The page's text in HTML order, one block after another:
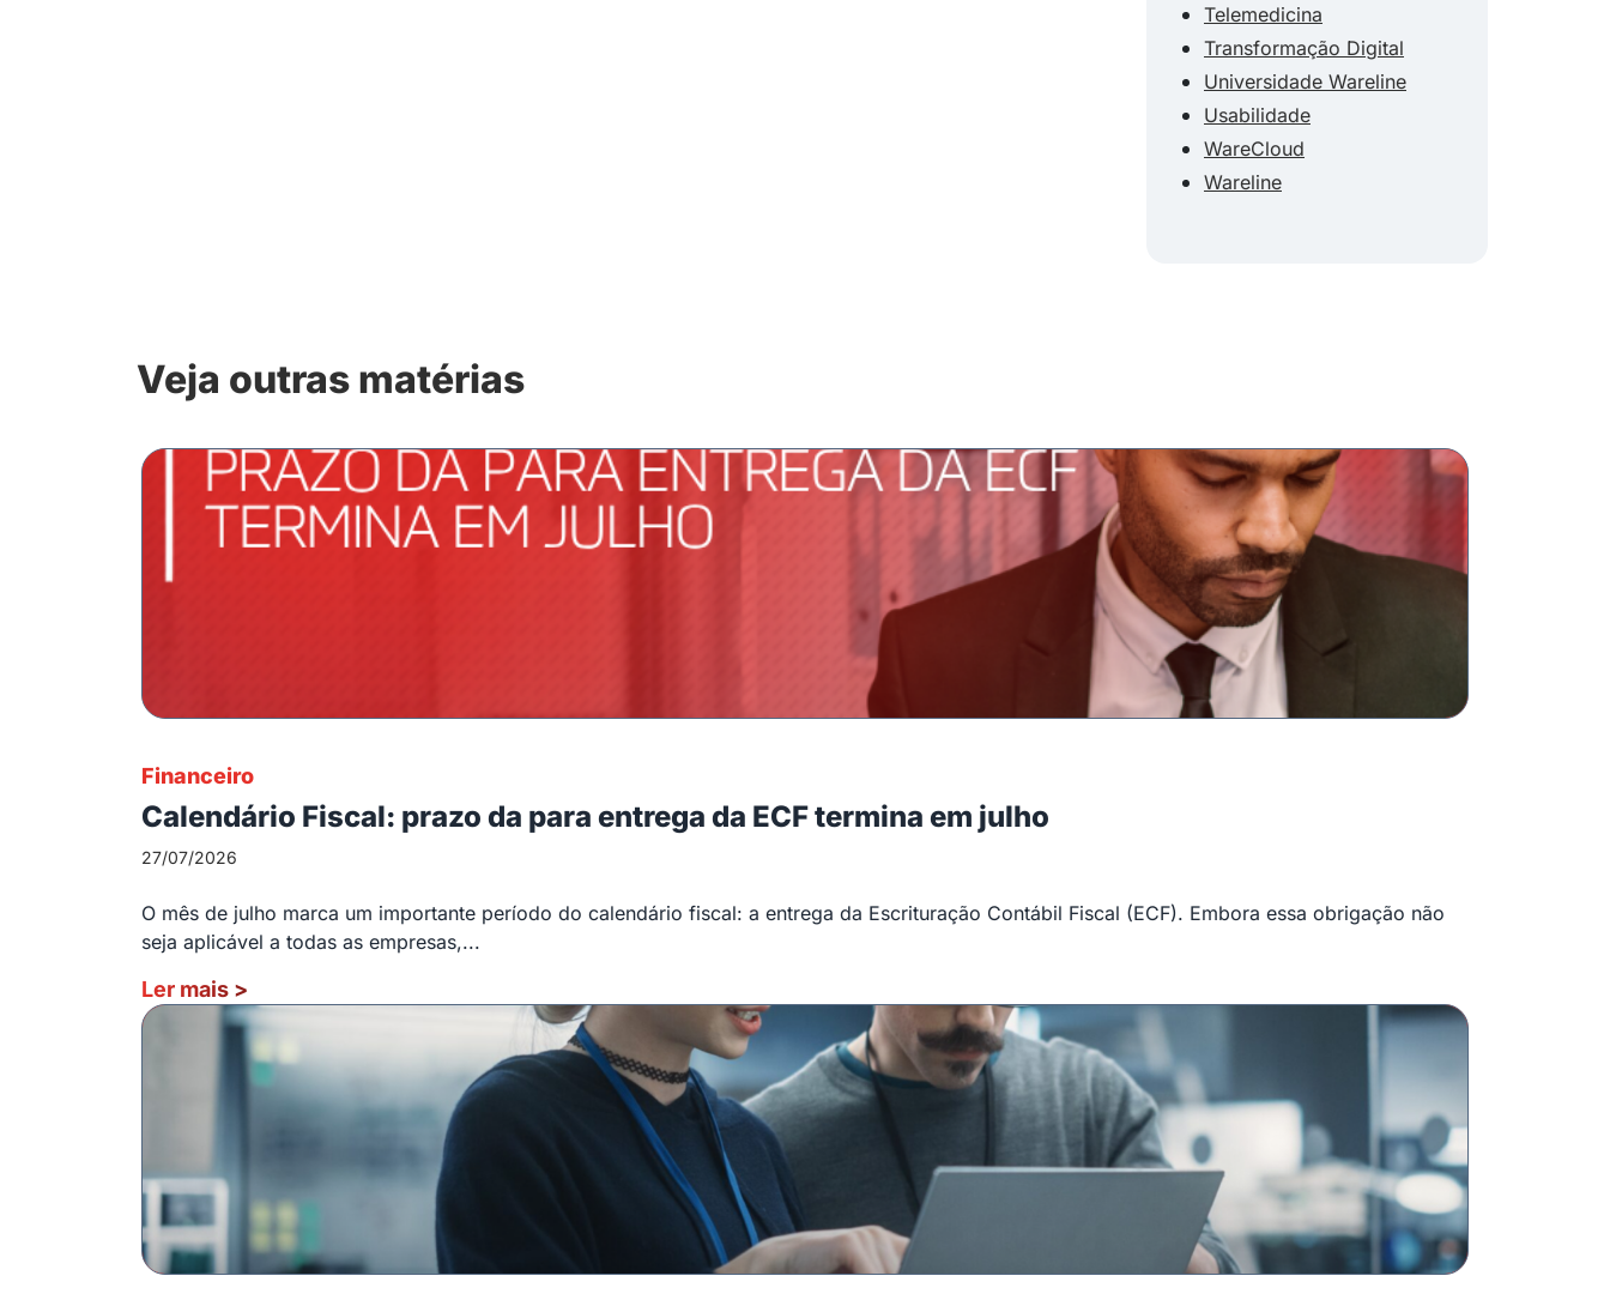
Telemedicina
Transformação Digital
Universidade Wareline
Usabilidade
WareCloud
Wareline
Veja outras matérias
Financeiro
Calendário Fiscal: prazo da para entrega da ECF termina em julho
27/07/2026
O mês de julho marca um importante período do calendário fiscal: a entrega da Escrituração Contábil Fiscal (ECF). Embora essa obrigação não
seja aplicável a todas as empresas,...
Ler mais >